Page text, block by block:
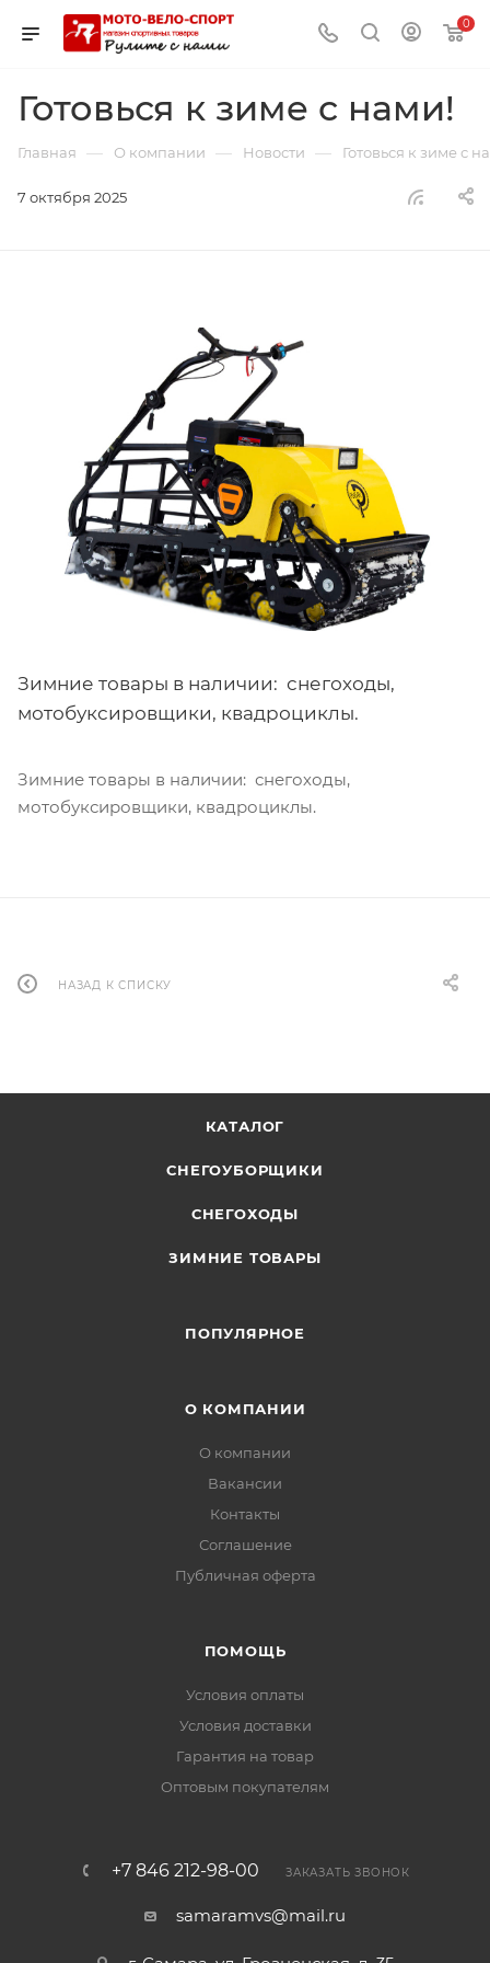
0
Готовься к зиме с нами!
Главная — О компании — Новости — Готовься к зиме с
7 октября 2025
Зимние товары в наличии: снегоходы,
мотобуксировщики, квадроциклы.
Зимние товары в наличии: снегоходы,
мотобуксировщики, квадроциклы.
НАЗАД К СПИСКУ
КАТАЛОГ
СНЕГОУБОРЩИКИ
СНЕГОХОДЫ
ЗИМНИЕ ТОВАРЫ
ПОПУЛЯРНОЕ
О КОМПАНИИ
О компании
Вакансии
Контакты
Соглашение
Публичная оферта
ПОМОЩЬ
Условия оплаты
Условия доставки
Гарантия на товар
Оптовым покупателям
+7 846 212-98-00 ЗАКАЗАТЬ ЗВОНОК
samaramvs@mail.ru